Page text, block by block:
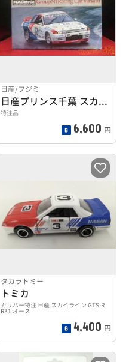
日産/フジミ
日産プリンス千葉 スカイライン GT-R グループN レーシ
特注品
6,600 円
タカラトミー
トミカ
ガリバー特注 日産 スカイライン GTS-R
R31 オース
4,400 円